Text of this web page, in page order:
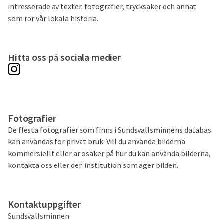
intresserade av texter, fotografier, trycksaker och annat
som rör vår lokala historia.
Hitta oss på sociala medier
Fotografier
De flesta fotografier som finns i Sundsvallsminnens databas
kan användas för privat bruk. Vill du använda bilderna
kommersiellt eller är osäker på hur du kan använda bilderna,
kontakta oss eller den institution som äger bilden.
Kontaktuppgifter
Sundsvallsminnen